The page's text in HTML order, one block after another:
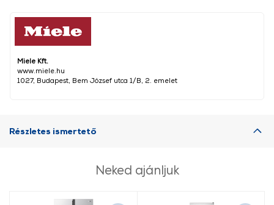
Miele Kft.
www.miele.hu
1027, Budapest, Bem József utca 1/B, 2. emelet
Részletes ismertető
Neked ajánljuk